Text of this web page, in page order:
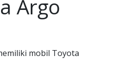
Argo
mobil Toyota